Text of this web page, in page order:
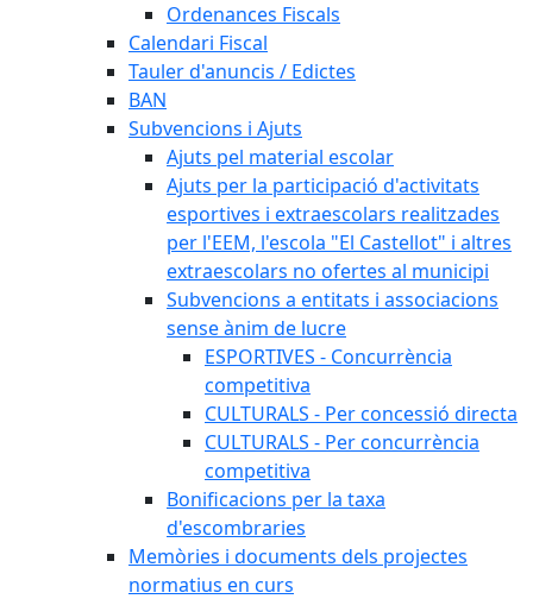
Ordenances Fiscals
Calendari Fiscal
Tauler d'anuncis / Edictes
BAN
Subvencions i Ajuts
Ajuts pel material escolar
Ajuts per la participació d'activitats
esportives i extraescolars realitzades
per l'EEM, l'escola "El Castellot" i altres
extraescolars no ofertes al municipi
Subvencions a entitats i associacions
sense ànim de lucre
ESPORTIVES - Concurrència
competitiva
CULTURALS - Per concessió directa
CULTURALS - Per concurrència
competitiva
Bonificacions per la taxa
d'escombraries
Memòries i documents dels projectes
normatius en curs